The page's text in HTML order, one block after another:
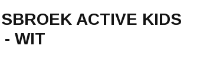
ACTIVE KIDS
- WIT